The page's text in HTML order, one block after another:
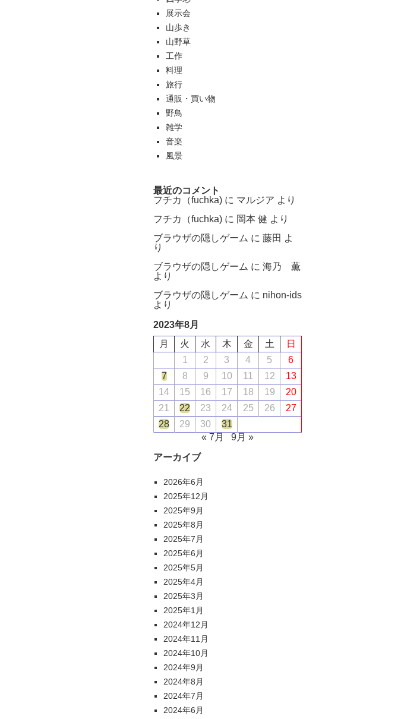
展示会
山歩き
山野草
工作
料理
旅行
通販・買い物
野鳥
雑学
音楽
風景
最近のコメント
フチカ（fuchka) に マルジア より
フチカ（fuchka) に 岡本 健 より
ブラウザの隠しゲーム に 藤田 よ
り
ブラウザの隠しゲーム に 海乃 薫
より
ブラウザの隠しゲーム に nihon-ids
より
2023年8月
月
火 水 木 金 土
日
1
2 3 4 5
6
7
8 9 10 11 12
13
14
15 16 17 18 19
20
21
22 23 24 25 26
27
28
29 30
31
« 7月
9月 »
アーカイブ
2026年6月
2025年12月
2025年9月
2025年8月
2025年7月
2025年6月
2025年5月
2025年4月
2025年3月
2025年1月
2024年12月
2024年11月
2024年10月
2024年9月
2024年8月
2024年7月
2024年6月